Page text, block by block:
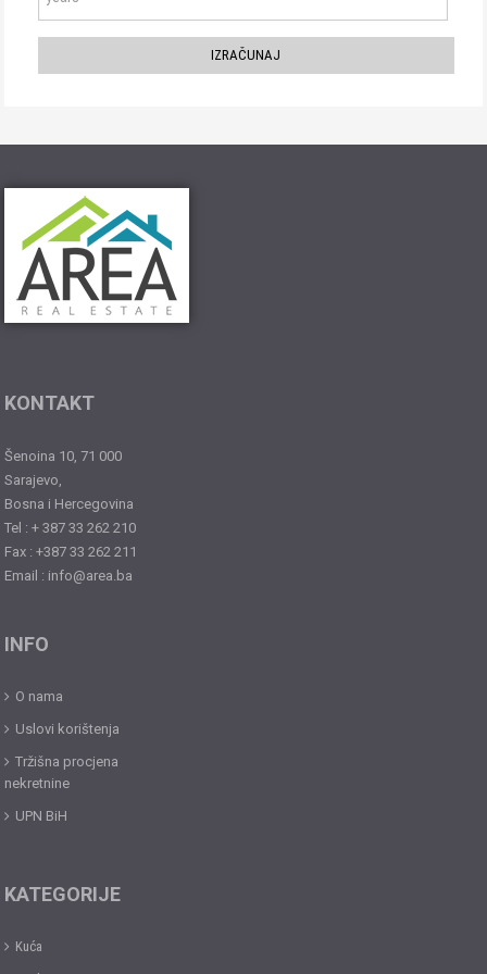
KONTAKT
Šenoina 10, 71 000
Sarajevo,
Bosna i Hercegovina
Tel : + 387 33 262 210
Fax : +387 33 262 211
Email : info@area.ba
INFO
O nama
Uslovi korištenja
Tržišna procjena
nekretnine
UPN BiH
KATEGORIJE
Kuća